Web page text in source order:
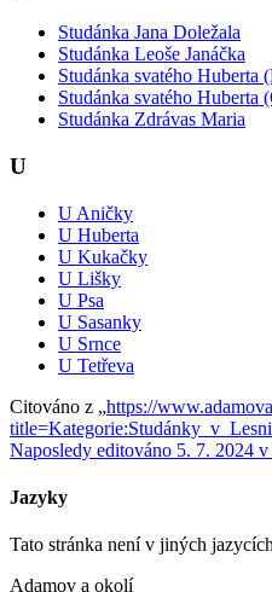
Studánka Jana Doležala
Studánka Leoše Janáčka
Studánka svatého Huberta
Studánka svatého Huberta
Studánka Zdrávas Maria
U
U Aničky
U Huberta
U Kukačky
U Lišky
U Psa
U Sasanky
U Srnce
U Tetřeva
Citováno z „https://
Naposledy editováno 5. 7. 2024
Jazyky
Tato stránka není v jiných
Adamov a okolí